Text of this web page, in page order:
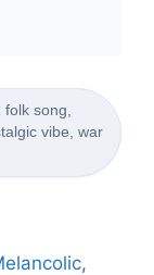
song,
vibe, war
,